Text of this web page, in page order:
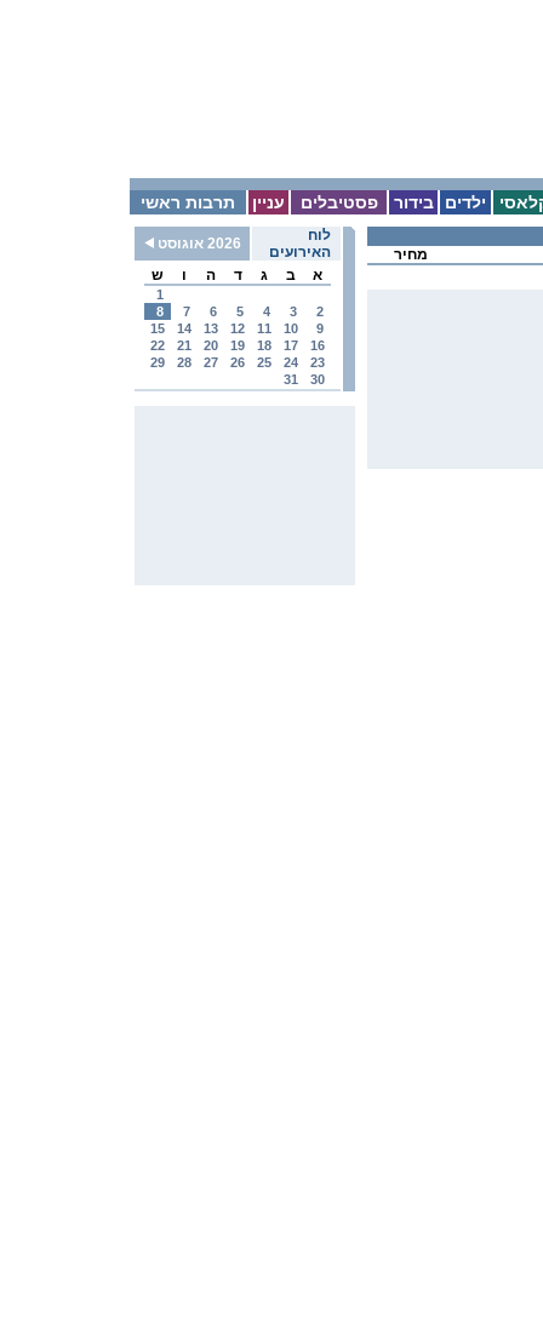
תרבות ראשי עניין פסטיבלים בידור ילדים
לוח
האירועים
2026 אוגוסט
א
ב ג ד ה ו ש
1
2
3
4
5
6
7
8
9
10
11
12
13
14
15
16
17
18
19
20
21
22
23
24
25
26
27
28
29
30
31
מחיר